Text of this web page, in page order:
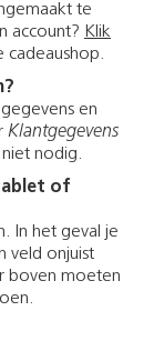
te
account? Klik
cadeaushop.
en
Klantgegevens
nodig.
of
In het geval je
veld onjuist
boven moeten